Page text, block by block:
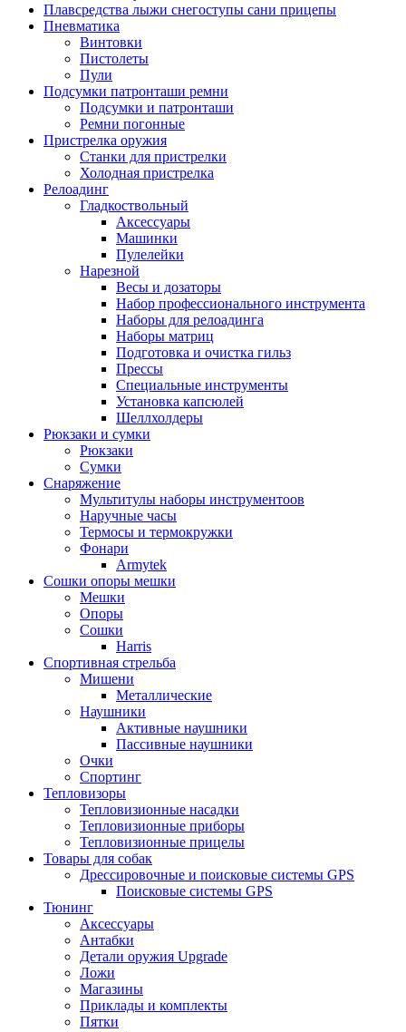
Плавсредства лыжи снегоступы сани прицепы
Пневматика
Винтовки
Пистолеты
Пули
Подсумки патронташи ремни
Подсумки и патронташи
Ремни погонные
Пристрелка оружия
Станки для пристрелки
Холодная пристрелка
Релоадинг
Гладкоствольный
Аксессуары
Машинки
Пулелейки
Нарезной
Весы и дозаторы
Набор профессионального инструмента
Наборы для релоадинга
Наборы матриц
Подготовка и очистка гильз
Прессы
Специальные инструменты
Установка капсюлей
Шеллхолдеры
Рюкзаки и сумки
Рюкзаки
Сумки
Снаряжение
Мультитулы наборы инструментоов
Наручные часы
Термосы и термокружки
Фонари
Armytek
Сошки опоры мешки
Мешки
Опоры
Сошки
Harris
Спортивная стрельба
Мишени
Металлические
Наушники
Активные наушники
Пассивные наушники
Очки
Спортинг
Тепловизоры
Тепловизионные насадки
Тепловизионные приборы
Тепловизионные прицелы
Товары для собак
Дрессировочные и поисковые системы GPS
Поисковые системы GPS
Тюнинг
Аксессуары
Антабки
Детали оружия Upgrade
Ложи
Магазины
Приклады и комплекты
Пятки